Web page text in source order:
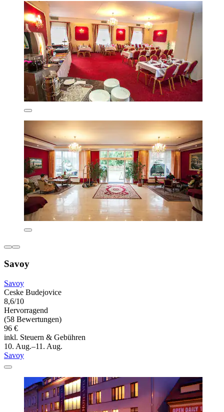
Savoy
Savoy
Ceske Budejovice
8,6/10
Hervorragend
(58 Bewertungen)
96 €
inkl. Steuern & Gebühren
10. Aug.–11. Aug.
Savoy